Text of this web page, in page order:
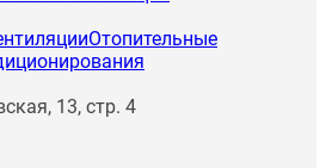
Отопительные
13, стр. 4